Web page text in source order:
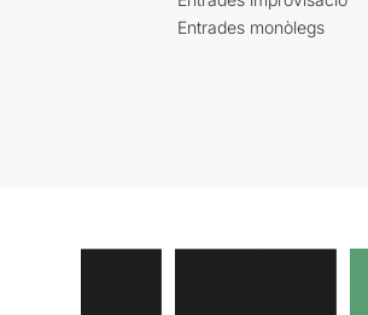
Entrades monòlegs